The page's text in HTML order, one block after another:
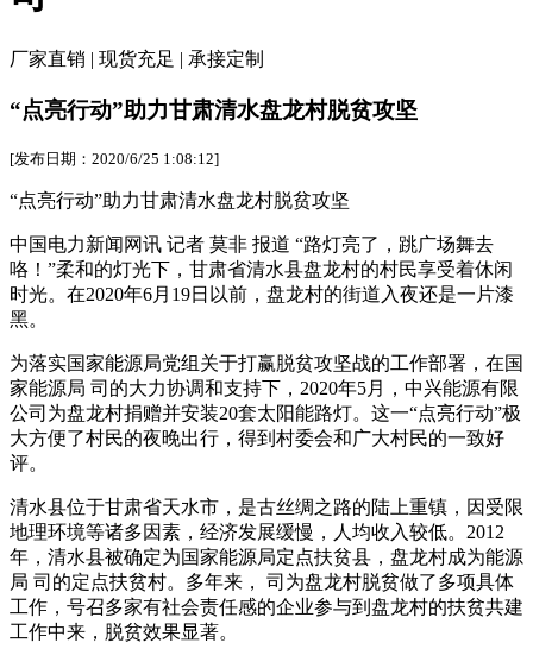
厂家直销 | 现货充足 | 承接定制
“点亮行动”助力甘肃清水盘龙村脱贫攻坚
[发布日期：2020/6/25 1:08:12]
“点亮行动”助力甘肃清水盘龙村脱贫攻坚
中国电力新闻网讯 记者 莫非 报道 “路灯亮了，跳广场舞去
咯！”柔和的灯光下，甘肃省清水县盘龙村的村民享受着休闲
时光。在2020年6月19日以前，盘龙村的街道入夜还是一片漆
黑。
为落实国家能源局党组关于打赢脱贫攻坚战的工作部署，在国
家能源局 司的大力协调和支持下，2020年5月，中兴能源有限
公司为盘龙村捐赠并安装20套太阳能路灯。这一“点亮行动”极
大方便了村民的夜晚出行，得到村委会和广大村民的一致好
评。
清水县位于甘肃省天水市，是古丝绸之路的陆上重镇，因受限
地理环境等诸多因素，经济发展缓慢，人均收入较低。2012
年，清水县被确定为国家能源局定点扶贫县，盘龙村成为能源
局 司的定点扶贫村。多年来， 司为盘龙村脱贫做了多项具体
工作，号召多家有社会责任感的企业参与到盘龙村的扶贫共建
工作中来，脱贫效果显著。